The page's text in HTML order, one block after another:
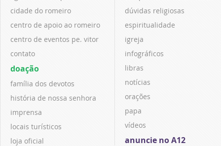
cidade do romeiro
centro de apoio ao romeiro
centro de eventos pe. vitor
contato
doação
família dos devotos
história de nossa senhora
imprensa
locais turísticos
loja oficial
dúvidas religiosas
espiritualidade
igreja
infográficos
libras
notícias
orações
papa
vídeos
anuncie no A12